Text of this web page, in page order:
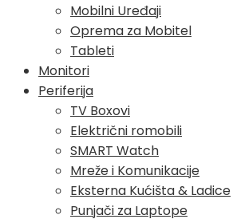
Mobilni Uređaji
Oprema za Mobitel
Tableti
Monitori
Periferija
TV Boxovi
Električni romobili
SMART Watch
Mreže i Komunikacije
Eksterna Kućišta & Ladice
Punjači za Laptope